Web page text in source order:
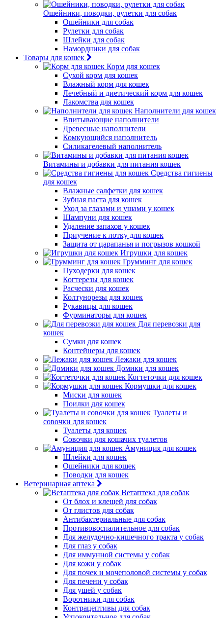
Ошейники, поводки, рулетки для собак
Ошейники для собак
Рулетки для собак
Шлейки для собак
Намордники для собак
Товары для кошек
Корм для кошек
Сухой корм для кошек
Влажный корм для кошек
Лечебный и диетический корм для кошек
Лакомства для кошек
Наполнители для кошек
Впитывающие наполнители
Древесные наполнители
Комкующийся наполнитель
Силикагелевый наполнитель
Витамины и добавки для питания кошек
Средства гигиены
для кошек
Влажные салфетки для кошек
Зубная паста для кошек
Уход за глазами и ушами у кошек
Шампуни для кошек
Удаление запахов у кошек
Приучение к лотку для кошек
Защита от царапанья и погрызов кошкой
Игрушки для кошек
Грумминг для кошек
Пуходерки для кошек
Когтерезы для кошек
Расчески для кошек
Колтунорезы для кошек
Рукавицы для кошек
Фурминаторы для кошек
Для перевозки для
кошек
Сумки для кошек
Контейнеры для кошек
Лежаки для кошек
Домики для кошек
Когтеточки для кошек
Кормушки для кошек
Миски для кошек
Поилки для кошек
Туалеты и
совочки для кошек
Туалеты для кошек
Совочки для кошачих туалетов
Амуниция для кошек
Шлейки для кошек
Ошейники для кошек
Поводки для кошек
Ветеринарная аптека
Ветаптека для собак
От блох и клещей для собак
От глистов для собак
Антибактериальные для собак
Противовоспалительное для собак
Для желудочно-кишечного тракта у собак
Для глаз у собак
Для иммунной системы у собак
Для кожи у собак
Для почек и мочеполовой системы у собак
Для печени у собак
Для ушей у собак
Воротники для собак
Контрацептивы для собак